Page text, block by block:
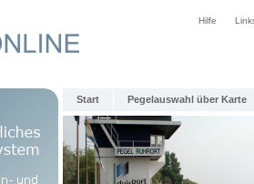
Hilfe
Start Pegelauswahl über Karte